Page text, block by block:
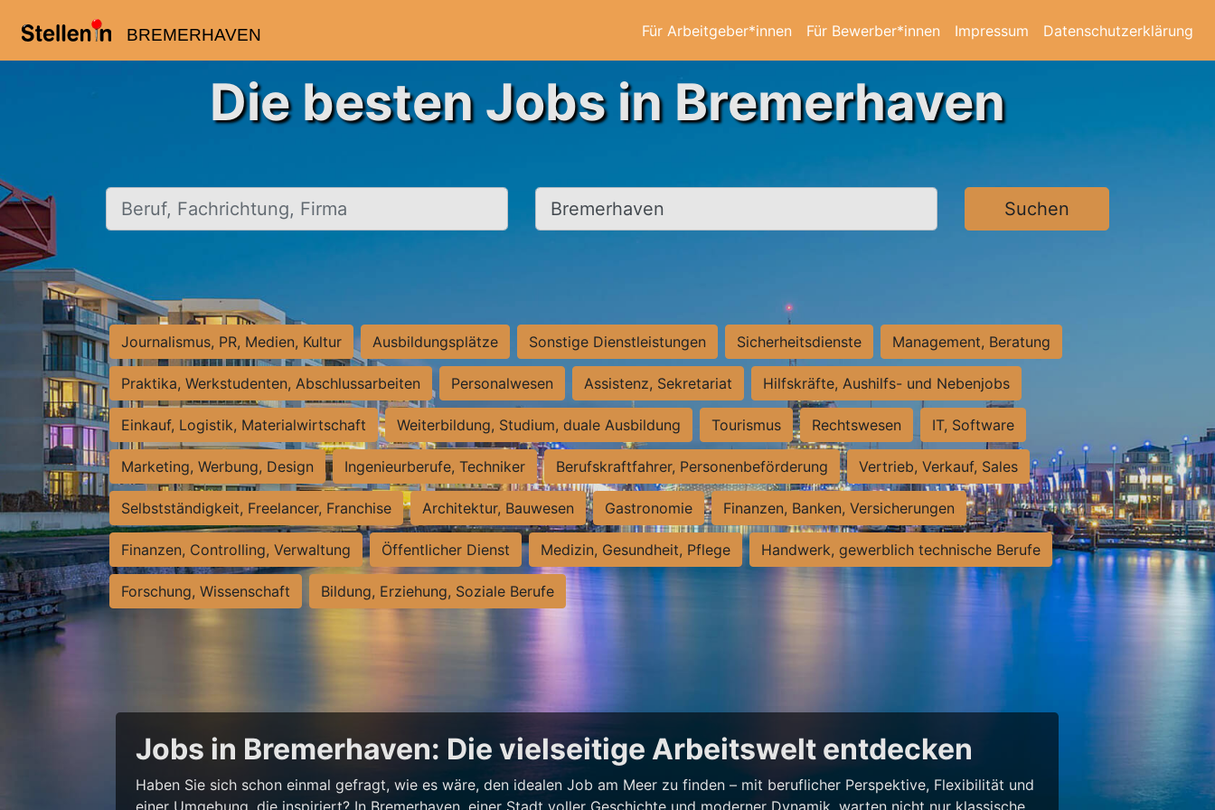
BREMERHAVEN Für Arbeitgeber*innen Für Bewerber*innen Impressum Datenschutzerklärung
Die besten Jobs in Bremerhaven
Beruf, Fachrichtung, Firma Ort, Stadt Suchen
Journalismus, PR, Medien, Kultur Ausbildungsplätze Sonstige Dienstleistungen Sicherheitsdienste Management, Beratung
Praktika, Werkstudenten, Abschlussarbeiten Personalwesen Assistenz, Sekretariat Hilfskräfte, Aushilfs- und Nebenjobs
Einkauf, Logistik, Materialwirtschaft Weiterbildung, Studium, duale Ausbildung Tourismus Rechtswesen IT, Software
Marketing, Werbung, Design Ingenieurberufe, Techniker Berufskraftfahrer, Personenbeförderung Vertrieb, Verkauf, Sales
Selbstständigkeit, Freelancer, Franchise Architektur, Bauwesen Gastronomie Finanzen, Banken, Versicherungen
Finanzen, Controlling, Verwaltung Öffentlicher Dienst Medizin, Gesundheit, Pflege Handwerk, gewerblich technische Berufe
Forschung, Wissenschaft Bildung, Erziehung, Soziale Berufe
Jobs in Bremerhaven: Die vielseitige Arbeitswelt entdecken
Haben Sie sich schon einmal gefragt, wie es wäre, den idealen Job am Meer zu finden – mit beruflicher Perspektive, Flexibilität und